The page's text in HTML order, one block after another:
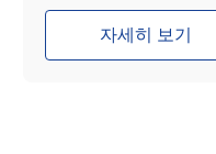
자세히 보기